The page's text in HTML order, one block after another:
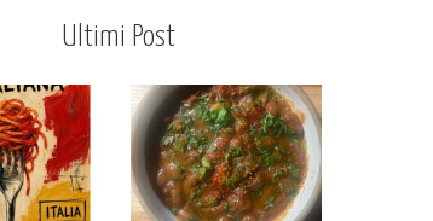
Ultimi Post